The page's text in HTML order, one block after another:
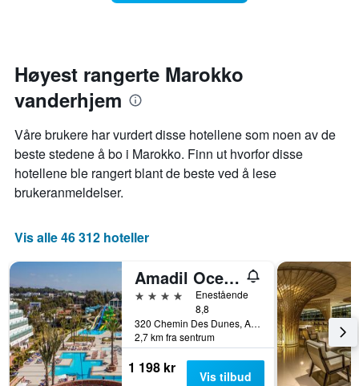
Diagrammets
1
X-
akse
viser
antall
dager
før
oppholdet
1
akse
gjennomsnittsprisen
på
et
rom
Høyest rangerte Marokko
vanderhjem
Våre brukere har vurdert disse hotellene som noen av de
beste stedene å bo i Marokko. Finn ut hvorfor disse
hotellene ble rangert blant de beste ved å lese
brukeranmeldelser.
Vis alle 46 312 hoteller
Amadil Ocean Club
4 stjerner
Enestående
8,8
320 Chemin Des Dunes, Agadir, Marokko
2,7 km fra sentrum
1 198 kr Vis tilbud